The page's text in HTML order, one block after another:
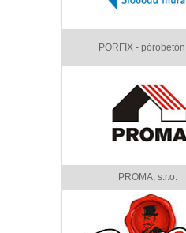
PORFIX -
PROMA, s.r.o.